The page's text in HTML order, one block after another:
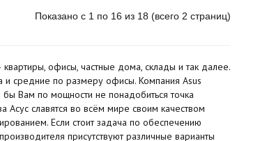
Показано с 1 по 16 из 18 (всего 2 страниц)
офисы, частные дома, склады и так далее.
и средние по размеру офисы. Компания Asus
бы Вам по мощности не понадобиться точка
Асус славятся во всём мире своим качеством
Если стоит задача по обеспечению
присутствуют различные варианты